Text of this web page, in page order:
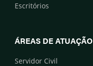
Escritórios
ÁREAS DE ATUAÇÃO
Servidor Civil